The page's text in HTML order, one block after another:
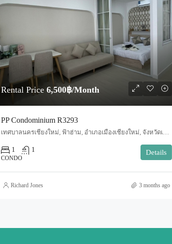
Rental Price 6,500฿/Month
PP Condominium R3293
เทศบาลนครเชียงใหม่, ฟ้าฮ่าม, อำเภอเมืองเชียงใหม่, จังหวัดเชียงใหม่, 50000, ประเทศไทย, Chiang Mai, Mueang Chiang Mai, Tha Sala
1 1
CONDO
Details
Richard Jones 3 months ago